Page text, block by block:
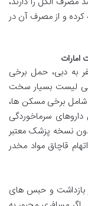
کرده و از مصرف آن در
به دبی، حمل برخی
لیست بسیار سخت
شامل برخی مسکن ها،
سرماخوردگی
نسخه پزشک معتبر
قاچاق مواد مخدر
بازداشت و حبس های